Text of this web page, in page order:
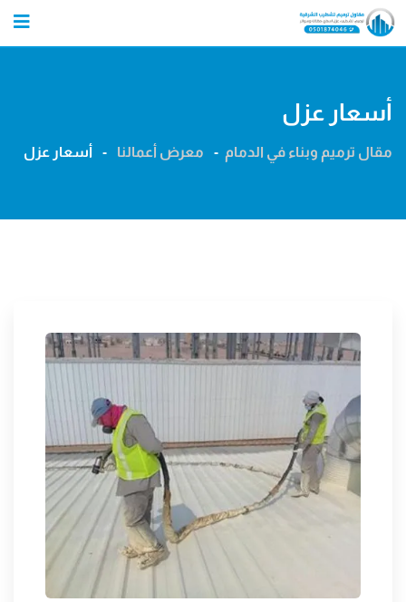
Skip
أسعار عزل
مقال ترميم وبناء في الدمام - معرض أعمالنا - أسعار عزل